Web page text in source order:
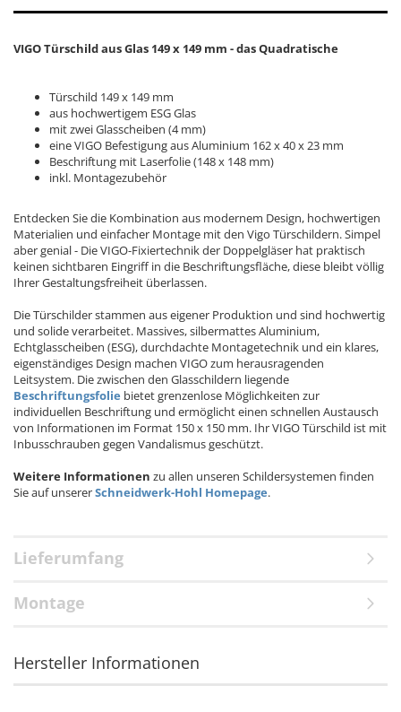
VIGO Türschild aus Glas 149 x 149 mm - das Quadratische
Türschild 149 x 149 mm
aus hochwertigem ESG Glas
mit zwei Glasscheiben (4 mm)
eine VIGO Befestigung aus Aluminium 162 x 40 x 23 mm
Beschriftung mit Laserfolie (148 x 148 mm)
inkl. Montagezubehör
Entdecken Sie die Kombination aus modernem Design, hochwertigen
Materialien und einfacher Montage mit den Vigo Türschildern. Simpel
aber genial - Die VIGO-Fixiertechnik der Doppelgläser hat praktisch
keinen sichtbaren Eingriff in die Beschriftungsfläche, diese bleibt völlig
Ihrer Gestaltungsfreiheit überlassen.
Die Türschilder stammen aus eigener Produktion und sind hochwertig
und solide verarbeitet. Massives, silbermattes Aluminium,
Echtglasscheiben (ESG), durchdachte Montagetechnik und ein klares,
eigenständiges Design machen VIGO zum herausragenden
Leitsystem. Die zwischen den Glasschildern liegende
Beschriftungsfolie bietet grenzenlose Möglichkeiten zur
individuellen Beschriftung und ermöglicht einen schnellen Austausch
von Informationen im Format 150 x 150 mm. Ihr VIGO Türschild ist mit
Inbusschrauben gegen Vandalismus geschützt.
Weitere Informationen zu allen unseren Schildersystemen finden
Sie auf unsererSchneidwerk-Hohl Homepage.
Lieferumfang
Montage
Hersteller Informationen